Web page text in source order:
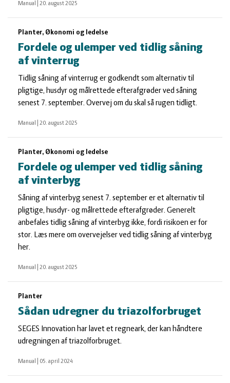
Manual 20. august 2025
Planter, Økonomi og ledelse
Fordele og ulemper ved tidlig såning
af vinterrug
Tidlig såning af vinterrug er godkendt som alternativ til
pligtige, husdyr og målrettede efterafgrøder ved såning
senest 7. september. Overvej om du skal så rugen tidligt.
Manual 20. august 2025
Planter, Økonomi og ledelse
Fordele og ulemper ved tidlig såning
af vinterbyg
Såning af vinterbyg senest 7. september er et alternativ til
pligtige, husdyr- og målrettede efterafgrøder. Generelt
anbefales tidlig såning af vinterbyg ikke, fordi risikoen er for
stor. Læs mere om overvejelser ved tidlig såning af vinterbyg
her.
Manual 20. august 2025
Planter
Sådan udregner du triazolforbruget
SEGES Innovation har lavet et regneark, der kan håndtere
udregningen af triazolforbruget.
Manual 05. april 2024